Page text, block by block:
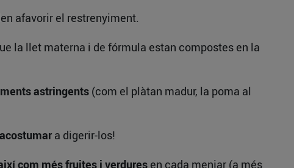
afavorir el restrenyiment.
la llet materna i de fórmula estan compostes en la
astringents (com el plàtan madur, la poma al
a digerir-los!
com més fruites i verdures en cada menjar (a més